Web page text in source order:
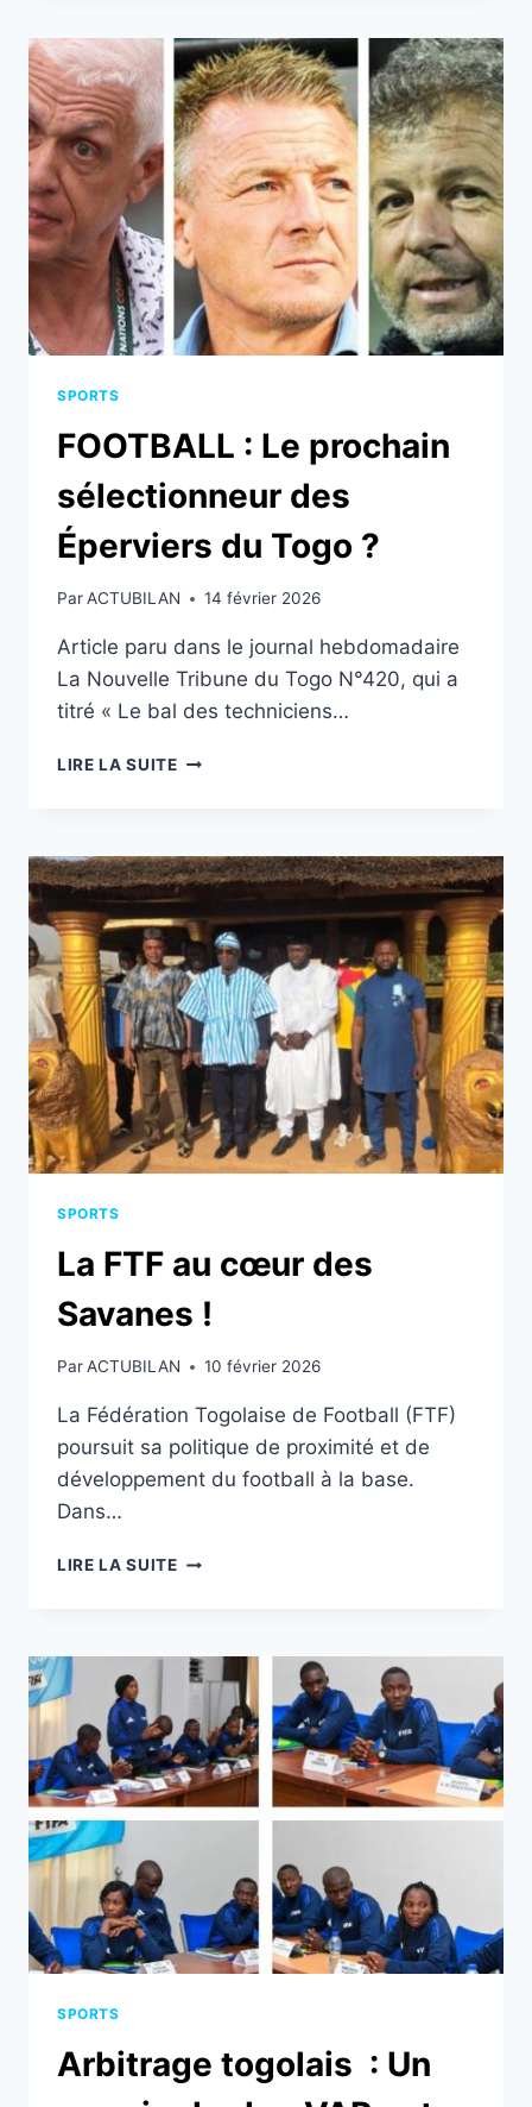
ARBITRES
EN
MISSION
PERFECTION
À
LOMÉ
SPORTS
FOOTBALL : Le prochain
sélectionneur des
Éperviers du Togo ?
ParACTUBILAN 14 février 2026
Article paru dans le journal hebdomadaire
La Nouvelle Tribune du Togo N°420, qui a
titré « Le bal des techniciens…
LIRE LA SUITEFOOTBALL
SÉLECTIONNEUR
DES
ÉPERVIERS
DU
TOGO
?
SPORTS
La FTF au cœur des
Savanes !
ParACTUBILAN 10 février 2026
La Fédération Togolaise de Football (FTF)
poursuit sa politique de proximité et de
développement du football à la base.
Dans…
LIRE LA SUITELA
DES
SAVANES
SPORTS
Arbitrage togolais : Un